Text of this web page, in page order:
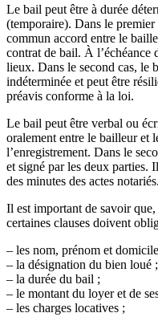
Le bail peut être à durée
(temporaire). Dans le premier
commun accord entre le
contrat de bail. À
lieux. Dans le second cas, le
indéterminée et peut être
préavis conforme à la loi.
Le bail peut être verbal ou
oralement entre le bailleur et
l’enregistrement. Dans le
et signé par les deux parties.
des minutes des actes notariés.
Il est important de savoir
certaines clauses doivent
– les nom, prénom et
– la désignation du bien loué ;
– la durée du bail ;
– le montant du loyer et de
– les charges locatives ;